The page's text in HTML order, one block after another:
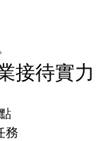
接待實力
務